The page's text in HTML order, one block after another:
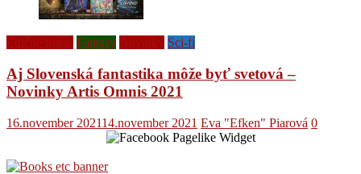
Fantasy Sci-fi
Aj Slovenská fantastika môže byť svetová –
Novinky Artis Omnis 2021
16.november 202114.november 2021 Eva "Efken" Piarová 0